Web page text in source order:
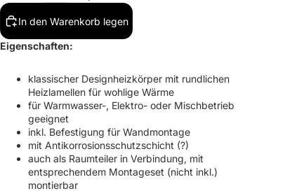
In den Warenkorb legen
Eigenschaften:
klassischer Designheizkörper mit rundlichen
Heizlamellen für wohlige Wärme
für Warmwasser-, Elektro- oder Mischbetrieb
geeignet
inkl. Befestigung für Wandmontage
mit Antikorrosionsschutzschicht (?)
auch als Raumteiler in Verbindung, mit
entsprechendem Montageset (nicht inkl.)
montierbar